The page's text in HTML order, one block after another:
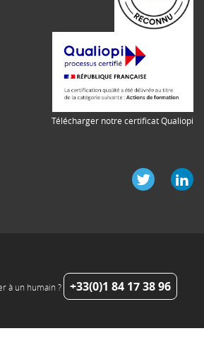
Télécharger notre certificat Qualiopi
à un humain ? +33(0)1 84 17 38 96